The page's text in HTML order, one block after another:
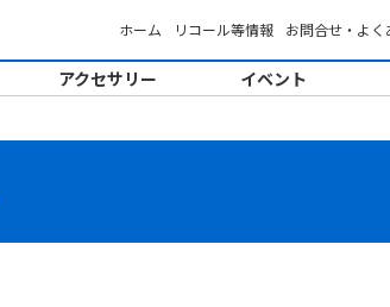
ホーム リコール等情報 お問合せ・よ
アクセサリー イベント